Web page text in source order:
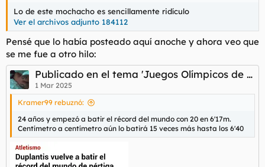
Lo de este mochacho es sencillamente ridículo
Ver el archivos adjunto 184112
Pensé que lo había posteado aquí anoche y ahora veo que
se me fue a otro hilo:
Publicado en el tema 'Juegos Olímpicos de París 2024'
1 Mar 2025
Kramer99 rebuznó:
24 años y empezó a batir el récord del mundo con 20 en 6'17m.
Centímetro a centímetro aún lo batirá 15 veces más hasta los 6'40